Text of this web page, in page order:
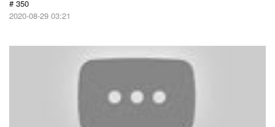
# 350
2020-08-29 03:21